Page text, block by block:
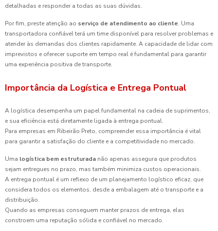
detalhadas e responder a todas as suas dúvidas.
Por fim, preste atenção ao serviço de atendimento ao cliente. Uma
transportadora confiável terá um time disponível para resolver problemas e
atender às demandas dos clientes rapidamente. A capacidade de lidar com
imprevistos e oferecer suporte em tempo real é fundamental para garantir
uma experiência positiva de transporte.
Importância da Logística e Entrega Pontual
A logística desempenha um papel fundamental na cadeia de suprimentos,
e sua eficiência está diretamente ligada à entrega pontual.
Para empresas em Ribeirão Preto, compreender essa importância é vital
para garantir a satisfação do cliente e a competitividade no mercado.
Uma logística bem estruturada não apenas assegura que produtos
sejam entregues no prazo, mas também minimiza custos operacionais.
A entrega pontual é um reflexo de um planejamento logístico eficaz, que
considera todos os elementos, desde a embalagem até o transporte e a
distribuição.
Quando as empresas conseguem manter prazos de entrega, elas
constroem uma reputação sólida e confiável no mercado.